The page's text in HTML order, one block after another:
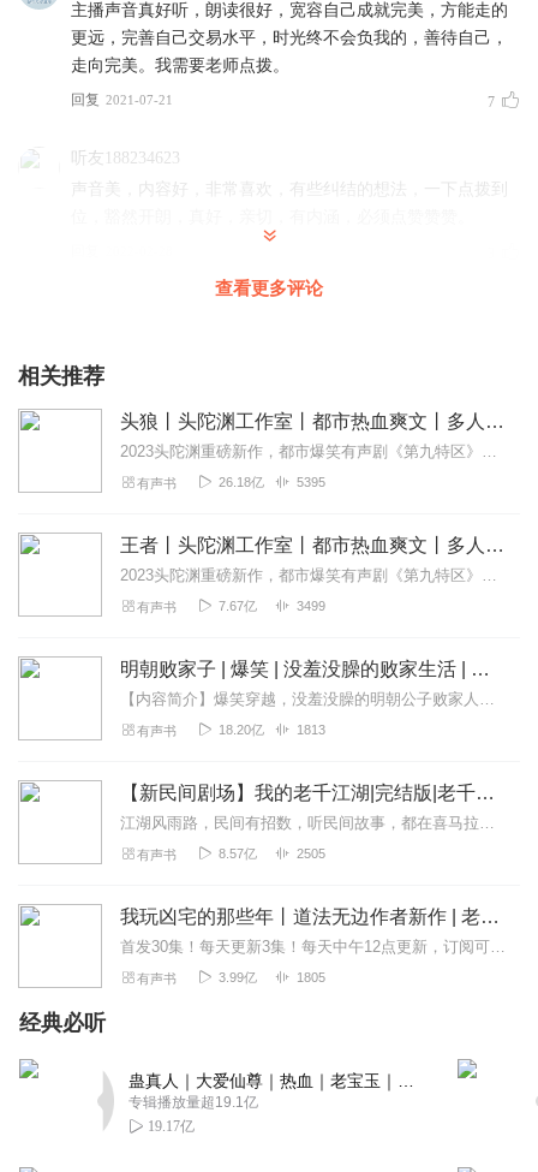
主播声音真好听，朗读很好，宽容自己成就完美，方能走的
更远，完善自己交易水平，时光终不会负我的，善待自己，
走向完美。我需要老师点拨。
回复 2021-07-21 7
听友188234623
声音美，内容好，非常喜欢，有些纠结的想法，一下点拨到
回复
1515369kxpa
音频内容绝对精品，超级正能量，好比投资人的圣经，好似
人生路上的灯塔，受益匪浅。 主播的声音让人享受！谢谢分
2022-04-08 2
五福爱云集
行🤔🤔🤔🤔🤔🤔🤔🤔🤔🤔🤔🤔🤔🤔🤔🤔🤔🤔🤔🤔🤔🤔🤔🤔🤔
🤔🤔🤔🤔🤔🤔🤔🤔🤔🤔🤔🤔🤔🤔🤔🤔🤔🤔🤔🤔🤔🤔🤔🤔🤔🤔
🤔🤔🤔🤔🤔🤔🤔🤔🤔🤔🤔🤔🤔🤔🤔🤔🤔🤔🤔🤔🤔🤔🤔🤔🤔🤔
2022-12-06
小星星熊熊
2021-10-07
常受益。
五壹仔仔
查看更多评论
相关推荐
头狼丨头陀渊工作室丨都市热血爽文丨多人有声剧
2023头陀渊重磅新作，都市爆笑有声剧《第九特区》，点击收听！内容简介本来我只想老老实实的当条哈巴狗，可他们瞧不起我，硬生生的把我逼成一头狼！CAST旁白：...
有声书 26.18亿 5395
王者丨头陀渊工作室丨都市热血爽文丨多人有声剧
2023头陀渊重磅新作，都市爆笑有声剧《第九特区》，点击收听！内容简介主人公赵成虎，一个社会最底层得小人物，在这繁杂的社会，靠着自己和一帮生死兄弟，一步一步走...
有声书 7.67亿 3499
明朝败家子 | 爆笑 | 没羞没臊的败家生活 | 多人有声剧
【内容简介】爆笑穿越，没羞没臊的明朝公子败家人生！弘治十一年。这是一个美好的清晨。此时朱厚照初成年。此时王守仁和唐伯虎磨刀霍霍，预备科举。此时小冰河期已经来临...
有声书 18.20亿 1813
【新民间剧场】我的老千江湖|完结版|老千生涯作者新作|有声的紫襟
江湖风雨路，民间有招数，听民间故事，都在喜马拉雅【新民间剧场】！点我听全部！特别提醒：珍爱生命，远离赌博《我的老千江湖》完结福利进行中，送小雅NANO智能音箱和...
有声书 8.57亿 2505
我玩凶宅的那些年丨道法无边作者新作 | 老彩演播
首发30集！每天更新3集！每天中午12点更新，订阅可以看到每日更新哦！内容简介因赌入局丧失了性命，却也因此获得了异于常人的能力，为了能活下去，更为了保护身边的亲...
有声书 3.99亿 1805
经典必听
专辑播放量超19.1亿
19.17亿